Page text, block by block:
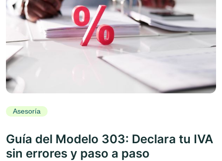
Asesoría
Guía del Modelo 303: Declara tu IVA
sin errores y paso a paso